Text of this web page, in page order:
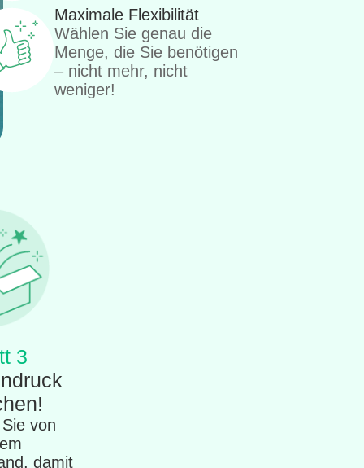
Maximale Flexibilität
Wählen Sie genau die
Menge, die Sie benötigen
– nicht mehr, nicht
weniger!
3
von
damit